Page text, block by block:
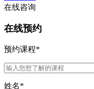
在线咨询
在线预约
预约课程*
姓名*